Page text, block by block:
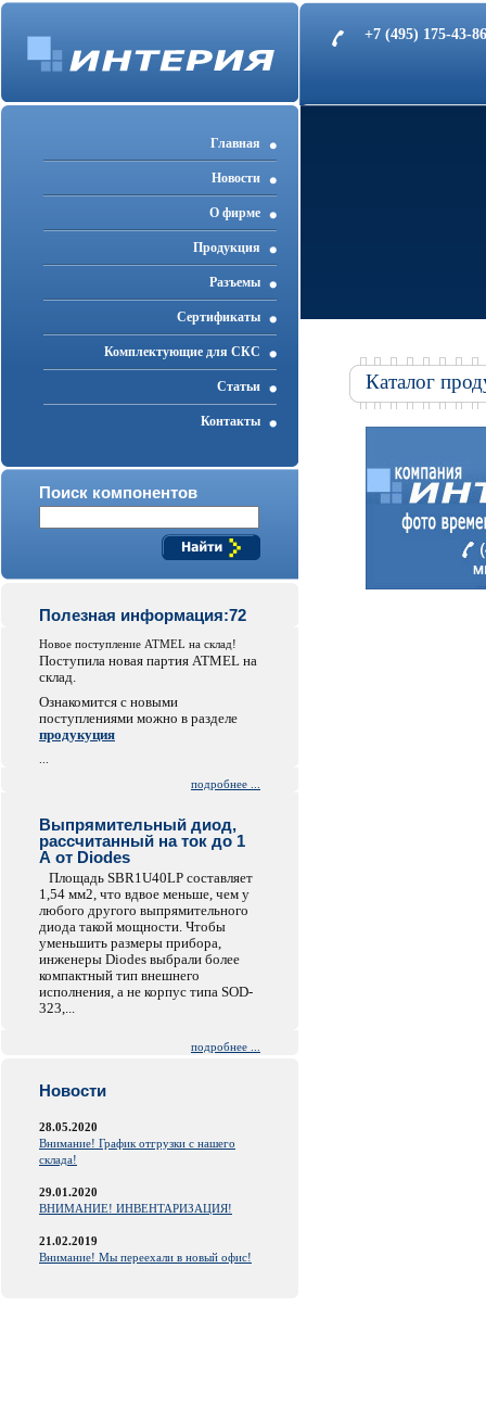
+7 (495) 175-43-
Главная
Новости
О фирме
Продукция
Разъемы
Cертификаты
Комплектующие для СКС
Статьи
Контакты
Поиск компонентов
Полезная информация:72
Новое поступление ATMEL на склад!
Поступила новая партия ATMEL на
склад.
Ознакомится с новыми
поступлениями можно в разделе
продукуция
подробнее ...
Выпрямительный диод,
рассчитанный на ток до 1
А от Diodes
Площадь SBR1U40LP составляет
1,54 мм2, что вдвое меньше, чем у
любого другого выпрямительного
диода такой мощности. Чтобы
уменьшить размеры прибора,
инженеры Diodes выбрали более
компактный тип внешнего
исполнения, а не корпус типа SOD-
323,...
подробнее ...
Новости
28.05.2020
Внимание! График отгрузки с нашего
склада!
29.01.2020
ВНИМАНИЕ! ИНВЕНТАРИЗАЦИЯ!
21.02.2019
Внимание! Мы переехали в новый офис!
Каталог